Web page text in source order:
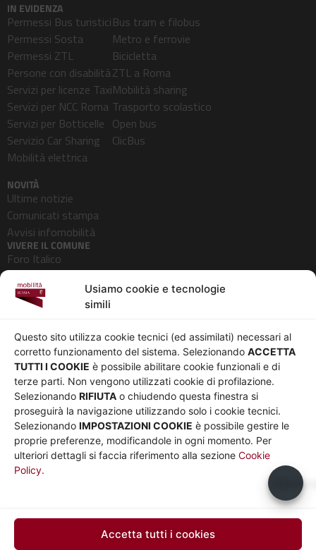
Usiamo cookie e tecnologie
simili
Questo sito utilizza cookie tecnici (ed assimilati) necessari al
corretto funzionamento del sistema. Selezionando ACCETTA
TUTTI I COOKIE è possibile abilitare cookie funzionali e di
terze parti. Non vengono utilizzati cookie di profilazione.
Selezionando RIFIUTA o chiudendo questa finestra si
proseguirà la navigazione utilizzando solo i cookie tecnici.
Selezionando IMPOSTAZIONI COOKIE è possibile gestire le
proprie preferenze, modificandole in ogni momento. Per
ulteriori dettagli si faccia riferimento alla sezione Cookie
Policy.
Accetta tutti i cookies
IN EVIDENZA
Permessi Bus turistici
Permessi Sosta
Permessi ZTL
Persone con disabilità
Servizi per licenze Taxi
Servizi per NCC Roma
Servizi per Botticelle
Servizio Car Sharing
Mobilità elettrica
Bus tram e filobus
Metro e ferrovie
Bicicletta
ZTL a Roma
Mobilità sharing
Trasporto scolastico
Open bus
ClicBus
NOVITÀ
Ultime notizie
Comunicati stampa
Avvisi infomobilità
VIVERE IL COMUNE
Foro Italico
Pedonalizzazioni
Aeroporti
Chi siamo
Governance
Whistleblowing
Co-Marketing
Social media policy
Informativa Cookie
Informativa Sito web e
social media
Privacy
Parità di genere
Amministrazione
trasparente
Bandi e gare
Note legali
UTILITÀ
Car Sharing Roma
Usiamo